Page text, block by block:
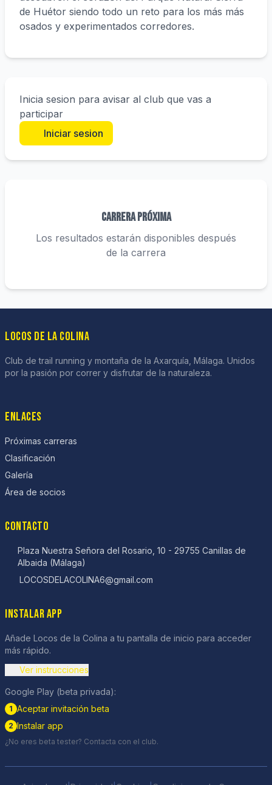
de Huétor siendo todo un reto para los más más
osados y experimentados corredores.
Inicia sesion para avisar al club que vas a
participar
Iniciar sesion
Carrera próxima
Los resultados estarán disponibles después
de la carrera
LOCOS DE LA COLINA
Club de trail running y montaña de la Axarquía, Málaga. Unidos
por la pasión por correr y disfrutar de la naturaleza.
ENLACES
Próximas carreras
Clasificación
Galería
Área de socios
CONTACTO
Plaza Nuestra Señora del Rosario, 10 - 29755 Canillas de
Albaida (Málaga)
LOCOSDELACOLINA6@gmail.com
INSTALAR APP
Añade Locos de la Colina a tu pantalla de inicio para acceder
más rápido.
Ver instrucciones
Google Play (beta privada):
1 Aceptar invitación beta
2 Instalar app
¿No eres beta tester? Contacta con el club.